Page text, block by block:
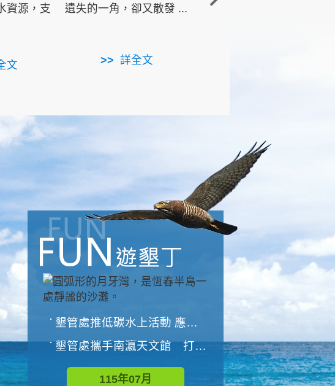
資源，支
文
遺失的一角，卻又散發 ...
詳全文
著礁岸，旺盛的侵蝕作
墾管處推低碳水上活動 應屆畢業生限額免費參加
墾管處攜手南瀛天文館 打造沉浸式天文探索營隊
115年07月
與國家公園有約-優游潮間
115年08月